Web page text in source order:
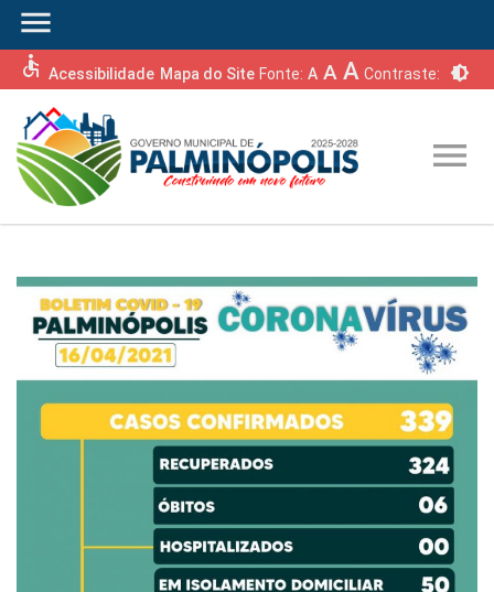
menu
accessible Acessibilidade Mapa do Site Fonte: A A A Contraste: brightness_6
menu